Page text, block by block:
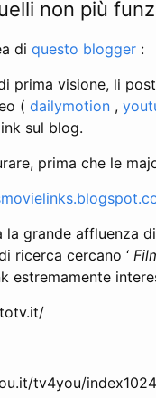
non più
di questo blogger :
prima visione, li
( dailymotion ,
sul blog.
prima che le
la grande affluenza
ricerca cercano ‘
estremamente
tv4you/